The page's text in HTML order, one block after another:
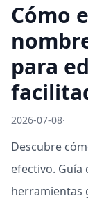
Cómo
para
2026-07-08·
Descubre
efectivo. Guía
herramientas